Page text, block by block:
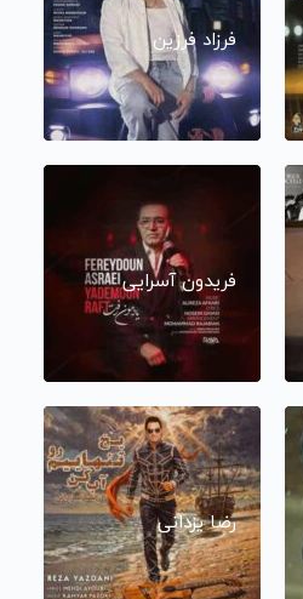
فرزاد فرزین
فریدون آسرایی
رضا یزدانی